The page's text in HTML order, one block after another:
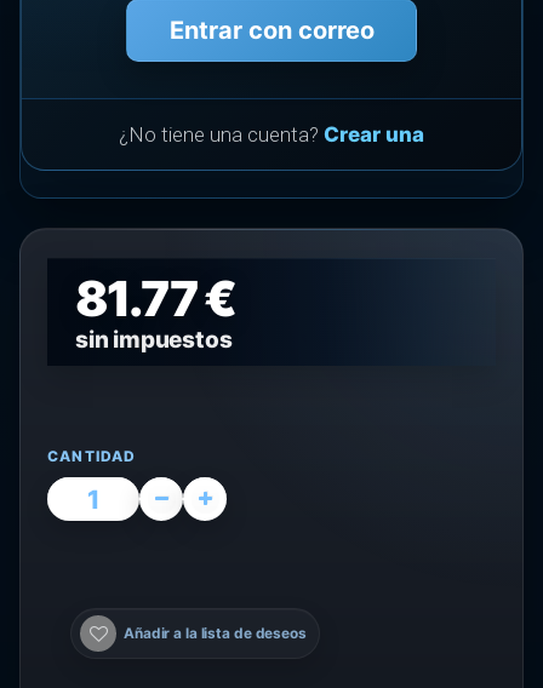
Entrar con correo
¿No tiene una cuenta? Crear una
81.77 €
sin impuestos
CANTIDAD
Añadir a la lista de deseos